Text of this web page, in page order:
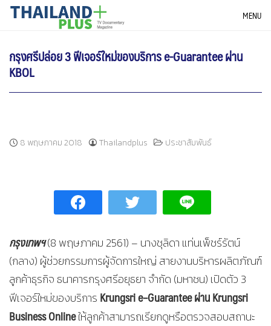
SkipTHAILANDPLUS NEWS MENU
กรุงศรีปล่อย 3 ฟีเจอร์ใหม่ของบริการ e-Guarantee ผ่าน
KBOL
8 พฤษภาคม 2018 Thailandplus ประชาสัมพันธ์
กรุงเทพฯ(8 พฤษภาคม 2561) – นางชุลิดา แท่นเพ็ชร์รัตน์
(กลาง) ผู้ช่วยกรรมการผู้จัดการใหญ่ สายงานบริหารผลิตภัณฑ์
ลูกค้าธุรกิจ ธนาคารกรุงศรีอยุธยา จำกัด (มหาชน) เปิดตัว 3
ฟีเจอร์ใหม่ของบริการ Krungsrie–Guaranteeผ่านKrungsri
Business Onlineให้ลูกค้าสามารถเรียกดูหรือตรวจสอบสถานะ